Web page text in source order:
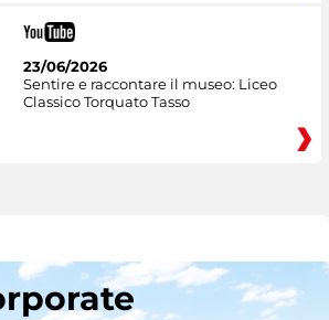
23/06/2026
Sentire e raccontare il museo: Liceo
Classico Torquato Tasso